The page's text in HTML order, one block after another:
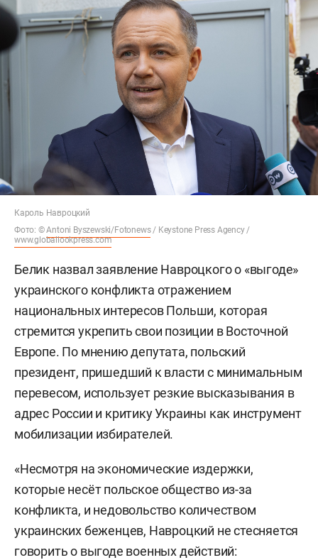
Кароль Навроцкий
Фото: ©Antoni Byszewski/Fotonews/ Keystone Press Agency /
www.globallookpress.com
Белик назвал заявление Навроцкого о «выгоде»
украинского конфликта отражением
национальных интересов Польши, которая
стремится укрепить свои позиции в Восточной
Европе. По мнению депутата, польский
президент, пришедший к власти с минимальным
перевесом, использует резкие высказывания в
адрес России и критику Украины как инструмент
мобилизации избирателей.
«Несмотря на экономические издержки,
которые несёт польское общество из-за
конфликта, и недовольство количеством
украинских беженцев, Навроцкий не стесняется
говорить о выгоде военных действий: